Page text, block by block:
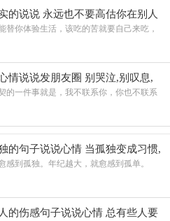
的说说 永远也不要高估你在别人
替你体验生活，该吃的苦就要自己来吃，
情说说发朋友圈 别哭泣,别叹息,
的一件事就是，我不联系你，你也不联系
的句子说说心情 当孤独变成习惯,
陪伴
感到孤独。年纪越大，就愈感到孤单。
的伤感句子说说心情 总有些人要